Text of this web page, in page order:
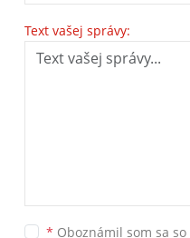
Text vašej správy:
* Oboznámil som sa so